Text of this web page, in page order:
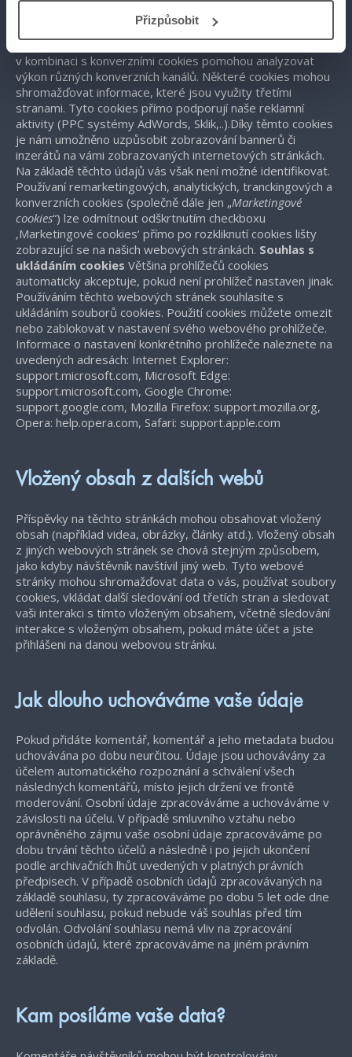
Přizpůsobit
cookies konverzní, které nám pomohou analyzovat
výkon konverzních kanálů. Posledním typem cookies, které
používáme, jsoucookies trackingové(tzv. sledovací), které
v kombinaci s konverzními cookies pomohou analyzovat
výkon různých konverzních kanálů. Některé cookies mohou
shromažďovat informace, které jsou využity třetími
stranami. Tyto cookies přímo podporují naše reklamní
aktivity (PPC systémy AdWords, Sklik,..).Díky těmto cookies
je nám umožněno uzpůsobit zobrazování bannerů či
inzerátů na vámi zobrazovaných internetových stránkách.
Na základě těchto údajů vás však není možné identifikovat.
Používaní remarketingových, analytických, tranckingových a
konverzních cookies (společně dále jen „Marketingové
cookies“) lze odmítnout odškrtnutím checkboxu
‚Marketingové cookies‘ přímo po rozkliknutí cookies lišty
zobrazující se na našich webových stránkách. Souhlas s
ukládáním cookies Většina prohlížečů cookies
automaticky akceptuje, pokud není prohlížeč nastaven jinak.
Používáním těchto webových stránek souhlasíte s
ukládáním souborů cookies. Použití cookies můžete omezit
nebo zablokovat v nastavení svého webového prohlížeče.
Informace o nastavení konkrétního prohlížeče naleznete na
uvedených adresách: Internet Explorer:
support.microsoft.com, Microsoft Edge:
support.microsoft.com, Google Chrome:
support.google.com, Mozilla Firefox: support.mozilla.org,
Opera: help.opera.com, Safari: support.apple.com
Vložený obsah z dalších webů
Příspěvky na těchto stránkách mohou obsahovat vložený
obsah (například videa, obrázky, články atd.). Vložený obsah
z jiných webových stránek se chová stejným způsobem,
jako kdyby návštěvník navštívil jiný web. Tyto webové
stránky mohou shromažďovat data o vás, používat soubory
cookies, vkládat další sledování od třetích stran a sledovat
vaši interakci s tímto vloženým obsahem, včetně sledování
interakce s vloženým obsahem, pokud máte účet a jste
přihlášeni na danou webovou stránku.
Jak dlouho uchováváme vaše údaje
Pokud přidáte komentář, komentář a jeho metadata budou
uchovávána po dobu neurčitou. Údaje jsou uchovávány za
účelem automatického rozpoznání a schválení všech
následných komentářů, místo jejich držení ve frontě
moderování. Osobní údaje zpracováváme a uchováváme v
závislosti na účelu. V případě smluvního vztahu nebo
oprávněného zájmu vaše osobní údaje zpracováváme po
dobu trvání těchto účelů a následně i po jejich ukončení
podle archivačních lhůt uvedených v platných právních
předpisech. V případě osobních údajů zpracovávaných na
základě souhlasu, ty zpracováváme po dobu 5 let ode dne
udělení souhlasu, pokud nebude váš souhlas před tím
odvolán. Odvolání souhlasu nemá vliv na zpracování
osobních údajů, které zpracováváme na jiném právním
základě.
Kam posíláme vaše data?